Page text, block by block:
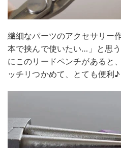
繊細なパーツのアクセサリー
本で挟んで使いたい…」と思
にこのリードペンチがあると
ッチリつかめて、とても便利♪